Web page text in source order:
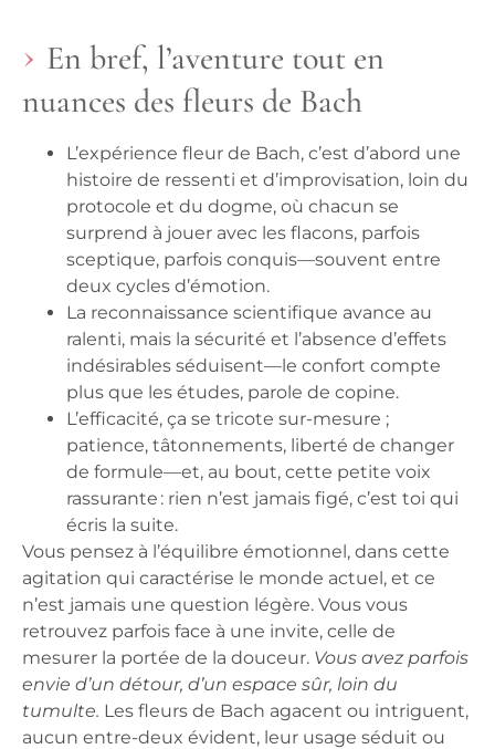
En bref, l’aventure tout en
nuances des fleurs de Bach
L’expérience fleur de Bach, c’est d’abord une
histoire de ressenti et d’improvisation, loin du
protocole et du dogme, où chacun se
surprend à jouer avec les flacons, parfois
sceptique, parfois conquis—souvent entre
deux cycles d’émotion.
La reconnaissance scientifique avance au
ralenti, mais la sécurité et l’absence d’effets
indésirables séduisent—le confort compte
plus que les études, parole de copine.
L’efficacité, ça se tricote sur-mesure ;
patience, tâtonnements, liberté de changer
de formule—et, au bout, cette petite voix
rassurante : rien n’est jamais figé, c’est toi qui
écris la suite.
Vous pensez à l’équilibre émotionnel, dans cette
agitation qui caractérise le monde actuel, et ce
n’est jamais une question légère. Vous vous
retrouvez parfois face à une invite, celle de
mesurer la portée de la douceur. Vous avez parfois
envie d’un détour, d’un espace sûr, loin du
tumulte. Les fleurs de Bach agacent ou intriguent,
aucun entre-deux évident, leur usage séduit ou